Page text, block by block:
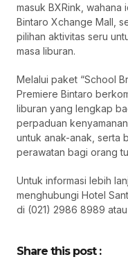
masuk BXRink,
Bintaro Xchange Mall,
pilihan aktivitas seru
masa liburan.
Melalui paket “School
Premiere Bintaro
liburan yang lengkap
perpaduan
untuk anak-anak, serta
perawatan bagi orang
Untuk informasi lebih
menghubungi Hotel
di (021) 2986 8989 atau
Share this post :